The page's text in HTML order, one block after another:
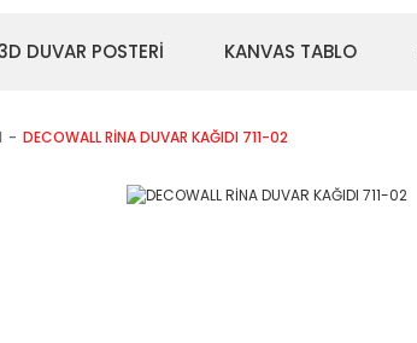
DUVAR POSTERİ KANVAS TABLO
DECOWALL RİNA DUVAR KAĞIDI 711-02